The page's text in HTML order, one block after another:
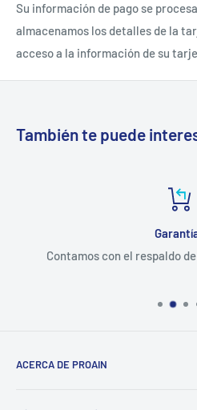
Su información de pago se
almacenamos los detalles de la
acceso a la información de su
También te puede
Contamos con el respaldo
ACERCA DE PROAIN